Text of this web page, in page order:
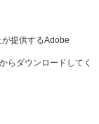
提供するAdobe
らダウンロードしてく